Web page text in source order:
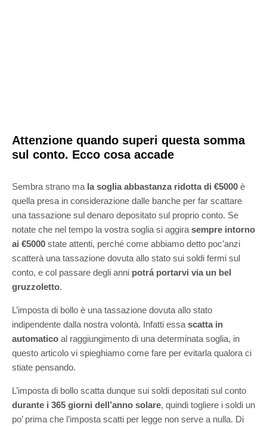
Attenzione quando superi questa somma
sul conto. Ecco cosa accade
Sembra strano ma la soglia abbastanza ridotta di €5000 è
quella presa in considerazione dalle banche per far scattare
una tassazione sul denaro depositato sul proprio conto. Se
notate che nel tempo la vostra soglia si aggira sempre intorno
ai €5000 state attenti, perché come abbiamo detto poc’anzi
scatterà una tassazione dovuta allo stato sui soldi fermi sul
conto, e col passare degli anni potrá portarvi via un bel
gruzzoletto.
L’imposta di bollo è una tassazione dovuta allo stato
indipendente dalla nostra volontà. Infatti essa scatta in
automatico al raggiungimento di una determinata soglia, in
questo articolo vi spieghiamo come fare per evitarla qualora ci
stiate pensando.
L’imposta di bollo scatta dunque sui soldi depositati sul conto
durante i 365 giorni dell’anno solare, quindi togliere i soldi un
po’ prima che l’imposta scatti per legge non serve a nulla. Di